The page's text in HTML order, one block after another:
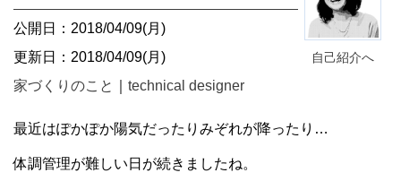
自己紹介へ
公開日：2018/04/09(月)
更新日：2018/04/09(月)
家づくりのこと
technical designer
最近はぽかぽか陽気だったりみぞれが降ったり…
体調管理が難しい日が続きましたね。